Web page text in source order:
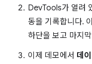
DevTools가 열려
동을 기록합니다.
하단을 보고 마지
이제 데모에서 데